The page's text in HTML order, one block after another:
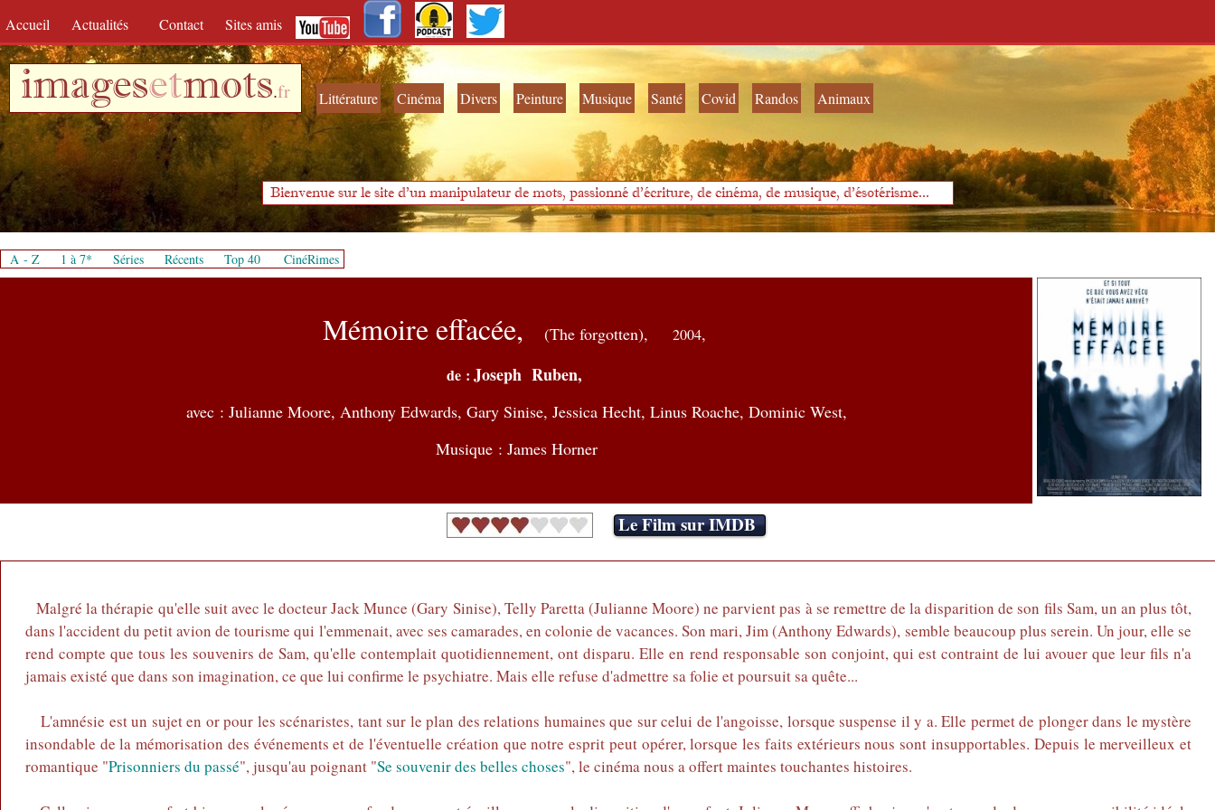
Accueil Actualités Contact Sites amis
imagesetmots.fr Littérature Cinéma Divers Peinture Musique Santé Covid Randos Animaux
Bienvenue sur le site d'un manipulateur de mots, passionné d'écriture, de cinéma, de musique, d'ésotérisme...
A - Z 1 à 7* Séries Récents Top 40 CinéRimes
Mémoire effacée, (The forgotten), 2004,
de : Joseph Ruben,
avec : Julianne Moore, Anthony Edwards, Gary Sinise, Jessica Hecht, Linus Roache, Dominic West,
Musique : James Horner
Le Film sur IMDB
Malgré la thérapie qu'elle suit avec le docteur Jack Munce (Gary Sinise), Telly Paretta (Julianne Moore) ne parvient pas à se remettre de la disparition de son fils Sam, un an plus tôt,
dans l'accident du petit avion de tourisme qui l'emmenait, avec ses camarades, en colonie de vacances. Son mari, Jim (Anthony Edwards), semble beaucoup plus serein. Un jour, elle se
rend compte que tous les souvenirs de Sam, qu'elle contemplait quotidiennement, ont disparu. Elle en rend responsable son conjoint, qui est contraint de lui avouer que leur fils n'a
jamais existé que dans son imagination, ce que lui confirme le psychiatre. Mais elle refuse d'admettre sa folie et poursuit sa quête...
L'amnésie est un sujet en or pour les scénaristes, tant sur le plan des relations humaines que sur celui de l'angoisse, lorsque suspense il y a. Elle permet de plonger dans le mystère
insondable de la mémorisation des événements et de l'éventuelle création que notre esprit peut opérer, lorsque les faits extérieurs nous sont insupportables. Depuis le merveilleux et
romantique "Prisonniers du passé", jusqu'au poignant "Se souvenir des belles choses", le cinéma nous a offert maintes touchantes histoires.